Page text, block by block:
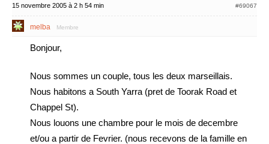
15 novembre 2005 à 2 h 54 min #69067
melba Membre
Bonjour,
Nous sommes un couple, tous les deux marseillais.
Nous habitons a South Yarra (pret de Toorak Road et
Chappel St).
Nous louons une chambre pour le mois de decembre
et/ou a partir de Fevrier. (nous recevons de la famille en